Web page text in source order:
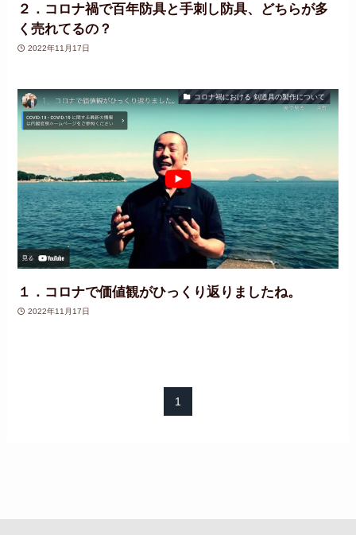
２．コロナ禍で百年防具と手刺し防具、どちらが多
く売れてるの？
2022年11月17日
コロナ禍における 剣道具の製作について
１．コロナで価値観がひっくり返りましたね。
2022年11月17日
1